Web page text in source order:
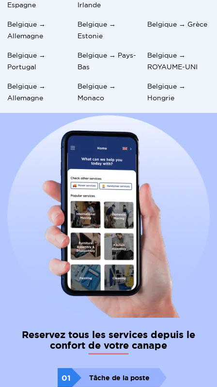
Espagne
Irlande
Belgique →
Allemagne
Belgique →
Estonie
Belgique → Grèce
Belgique →
Portugal
Belgique → Pays-
Bas
Belgique →
ROYAUME-UNI
Belgique →
Allemagne
Belgique →
Monaco
Belgique →
Hongrie
Reservez tous les services depuis le
confort de votre canape
01 Tâche de la poste